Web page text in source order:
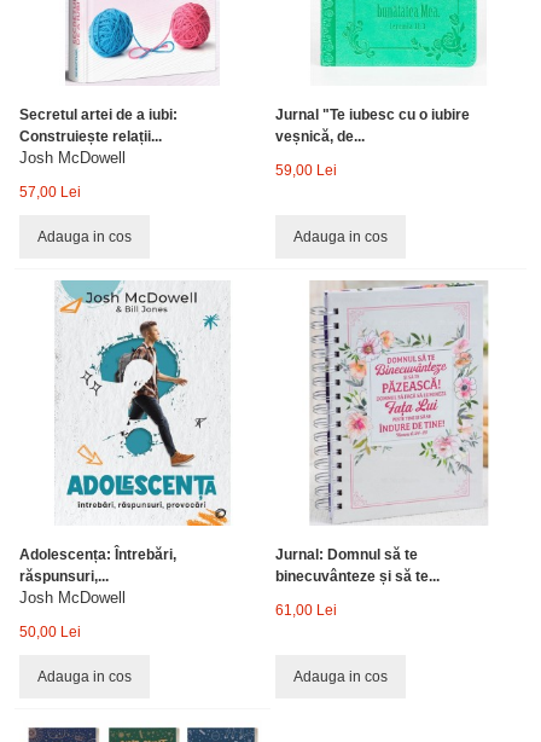
Secretul artei de a iubi:
Construiește relații...
Josh McDowell
57,00 Lei
Adauga in cos
Jurnal "Te iubesc cu o iubire
veșnică, de...
59,00 Lei
Adauga in cos
Adolescența: Întrebări,
răspunsuri,...
Josh McDowell
50,00 Lei
Adauga in cos
Jurnal: Domnul să te
binecuvânteze și să te...
61,00 Lei
Adauga in cos